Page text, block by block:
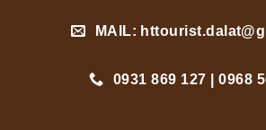
MAIL:
0931 869 127 | 0968